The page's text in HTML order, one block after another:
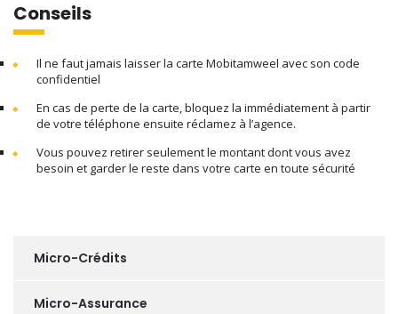
Conseils
Il ne faut jamais laisser la carte Mobitamweel avec son code
confidentiel
En cas de perte de la carte, bloquez la immédiatement à partir
de votre téléphone ensuite réclamez à l’agence.
Vous pouvez retirer seulement le montant dont vous avez
besoin et garder le reste dans votre carte en toute sécurité
Micro-Crédits
Micro-Assurance